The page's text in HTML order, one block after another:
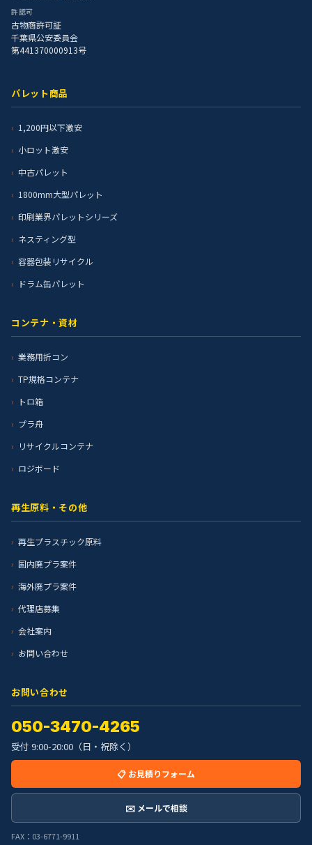
許認可
古物商許可証
千葉県公安委員会
第441370000913号
パレット商品
1,200円以下激安
小ロット激安
中古パレット
1800mm大型パレット
印刷業界パレットシリーズ
ネスティング型
容器包装リサイクル
ドラム缶パレット
コンテナ・資材
業務用折コン
TP規格コンテナ
トロ箱
プラ舟
リサイクルコンテナ
ロジボード
再生原料・その他
再生プラスチック原料
国内廃プラ案件
海外廃プラ案件
代理店募集
会社案内
お問い合わせ
お問い合わせ
050-3470-4265
受付 9:00-20:00（日・祝除く）
📋 お見積りフォーム
✉️ メールで相談
FAX：03-6771-9911